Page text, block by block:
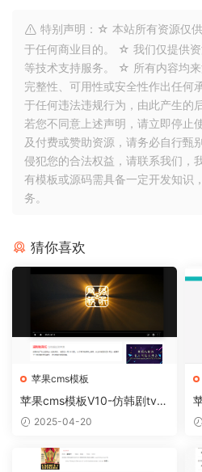
特别声明：☆ 本站所有资源仅
于任何商业目的。 ☆ 我们仅提供
等技术支持服务。 ☆ 所有内容均
完整性、可用性或安全性作出任
于任何违法违规行为，由此产生的
若您不同意上述声明，请立即停
及付费或赞助资源，请务必自行
侵犯您的合法权益，请联系我们
有模板或源码需具备一定开发知识
务。
猜你喜欢
苹果cms模板
苹果cms模板V10-仿韩剧tv电
脑版【正版开源】
2025-04-20